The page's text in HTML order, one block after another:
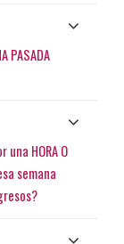
PASADA
una HORA O
semana